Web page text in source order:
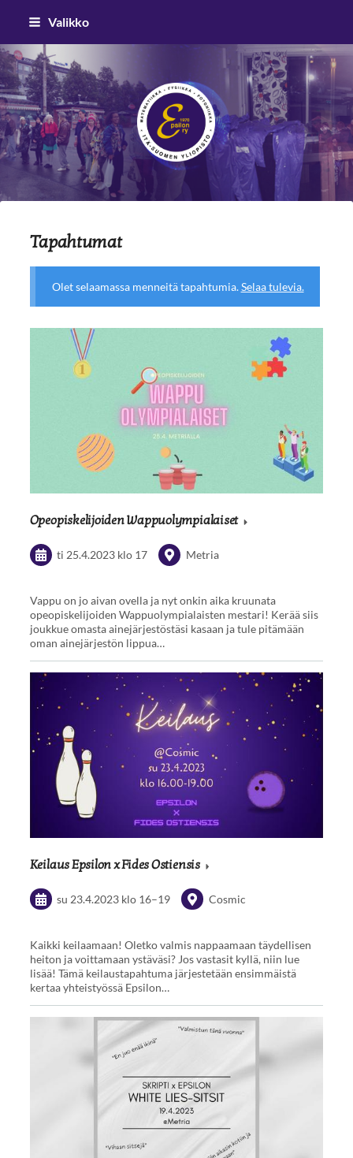
Siirry
sivun
sisältöön
Valikko
Epsilon ry
Tapahtumat
Olet selaamassa menneitä tapahtumia.Selaa tulevia.
Opeopiskelijoiden Wappuolympialaiset
ti 25.4.2023 klo 17 Metria
Vappu on jo aivan ovella ja nyt onkin aika kruunata
opeopiskelijoiden Wappuolympialaisten mestari! Kerää siis
joukkue omasta ainejärjestöstäsi kasaan ja tule pitämään
oman ainejärjestön lippua…
Keilaus Epsilon x Fides Ostiensis
su 23.4.2023 klo 16–19 Cosmic
Kaikki keilaamaan! Oletko valmis nappaamaan täydellisen
heiton ja voittamaan ystäväsi? Jos vastasit kyllä, niin lue
lisää! Tämä keilaustapahtuma järjestetään ensimmäistä
kertaa yhteistyössä Epsilon…